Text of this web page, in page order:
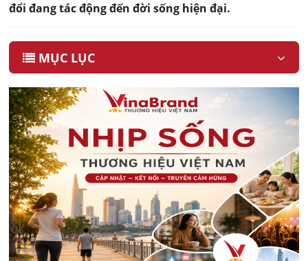
đổi đang tác động đến đời sống hiện đại.
MỤC LỤC